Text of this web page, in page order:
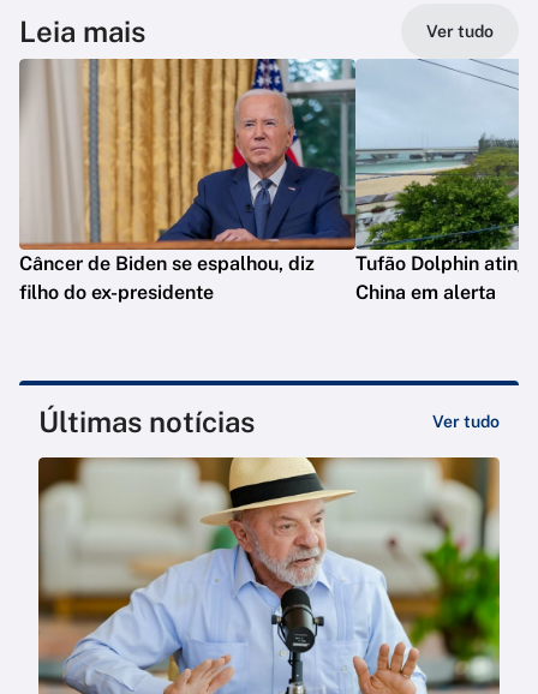
Leia mais Ver tudo
Câncer de Biden se espalhou, diz
filho do ex-presidente
Tufão Dolphin
China em alerta
Últimas notícias Ver tudo